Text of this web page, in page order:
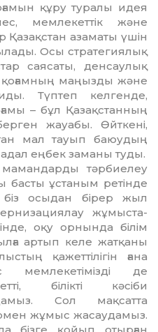
құру туралы идея
мем­лекеттік және
азаматы үшін
Осы стратегиялық
саясаты, ден­сау­лық
қоғамның маңыз­­ды және
Түп­теп келгенде,
– бұл Қазақстанның
жауабы. Өйткені,
мал тауып баюу­дың
адал ең­бек заманы туды.
мамандарды тәр­биелеу
бас­ты ұстаным ретінде
осыдан бірер жыл
жұмыс­та­
оқу орнында бі­лім
артып ке­ле жатқаны
қажеттілігін ғана
де
білікті кәсіби
Сол мақсатта
жұмыс жасаудамыз.